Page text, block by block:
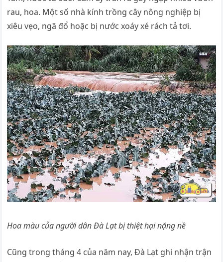
rau, hoa. Một số nhà kính trồng cây nông nghiệp bị
xiêu vẹo, ngã đổ hoặc bị nước xoáy xé rách tả tơi.
Hoa màu của người dân Đà Lạt bị thiệt hại nặng nề
Cũng trong tháng 4 của năm nay, Đà Lạt ghi nhận trận